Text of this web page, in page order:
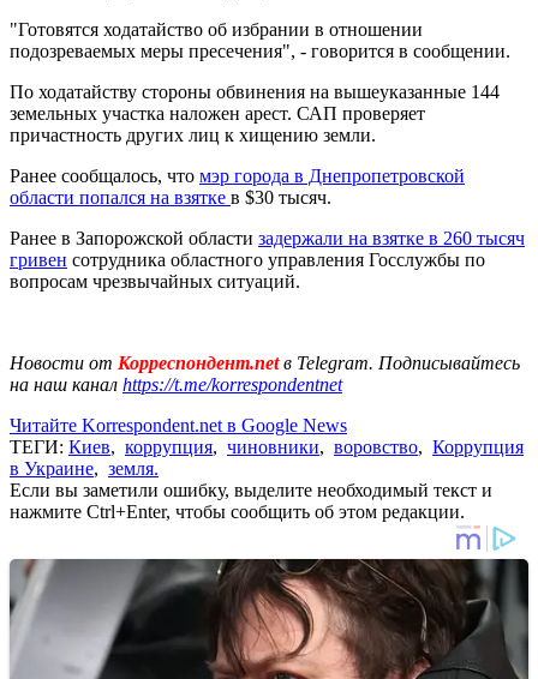
"Готовятся ходатайство об избрании в отношении
подозреваемых меры пресечения", - говорится в сообщении.
По ходатайству стороны обвинения на вышеуказанные 144
земельных участка наложен арест. САП проверяет
причастность других лиц к хищению земли.
Ранее сообщалось, что мэр города в Днепропетровской
области попался на взятке в $30 тысяч.
Ранее в Запорожской области задержали на взятке в 260 тысяч
гривен сотрудника областного управления Госслужбы по
вопросам чрезвычайных ситуаций.
Новости от Корреспондент.netв Telegram. Подписывайтесь
на наш канал https://t.me/korrespondentnet
Читайте Korrespondent.net в Google News
ТЕГИ: Киев, коррупция, чиновники, воровство, Коррупция
в Украине, земля.
Если вы заметили ошибку, выделите необходимый текст и
нажмите Ctrl+Enter, чтобы сообщить об этом редакции.